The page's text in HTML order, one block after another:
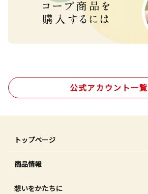
公式アカウント一覧
トップページ
商品情報
想いをかたちに